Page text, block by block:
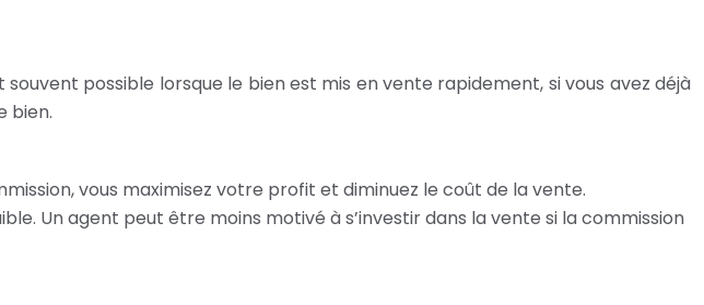
possible lorsque le bien est mis en vente rapidement, si vous avez déjà
bien.
vous maximisez votre profit et diminuez le coût de la vente.
Un agent peut être moins motivé à s’investir dans la vente si la commission